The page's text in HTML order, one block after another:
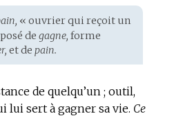
« ouvrier qui reçoit un
de gagne, forme
et de pain.
de quelqu’un ; outil,
lui sert à gagner sa vie. Ce